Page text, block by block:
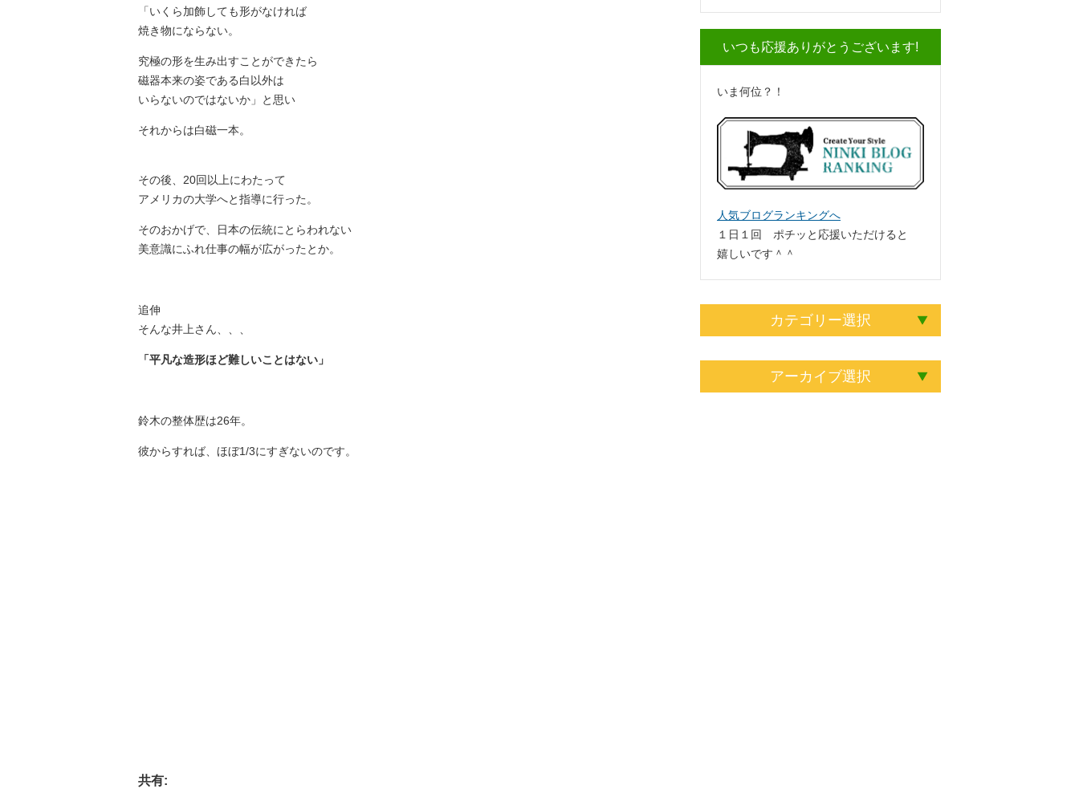
「いくら加飾しても形がなければ
焼き物にならない。
究極の形を生み出すことができたら
磁器本来の姿である白以外は
いらないのではないか」と思い
それからは白磁一本。
その後、20回以上にわたって
アメリカの大学へと指導に行った。
そのおかげで、日本の伝統にとらわれない
美意識にふれ仕事の幅が広がったとか。
追伸
そんな井上さん、、、
「平凡な造形ほど難しいことはない」
鈴木の整体歴は26年。
彼からすれば、ほぼ1/3にすぎないのです。
共有:
いつも応援ありがとうございます!
いま何位？！
人気ブログランキングへ
１日１回 ポチッと応援いただけると
嬉しいです＾＾
カテゴリー選択
アーカイブ選択